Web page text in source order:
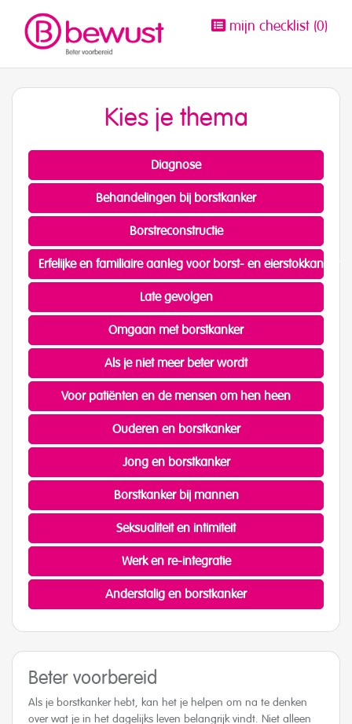
mijn checklist (0)
Kies je thema
Diagnose
Behandelingen bij borstkanker
Borstreconstructie
Erfelijke en familiaire aanleg voor borst- en eierstokkanker
Late gevolgen
Omgaan met borstkanker
Als je niet meer beter wordt
Voor patiënten en de mensen om hen heen
Ouderen en borstkanker
Jong en borstkanker
Borstkanker bij mannen
Seksualiteit en intimiteit
Werk en re-integratie
Anderstalig en borstkanker
Beter voorbereid
Als je borstkanker hebt, kan het je helpen om na te denken
over wat je in het dagelijks leven belangrijk vindt. Niet alleen